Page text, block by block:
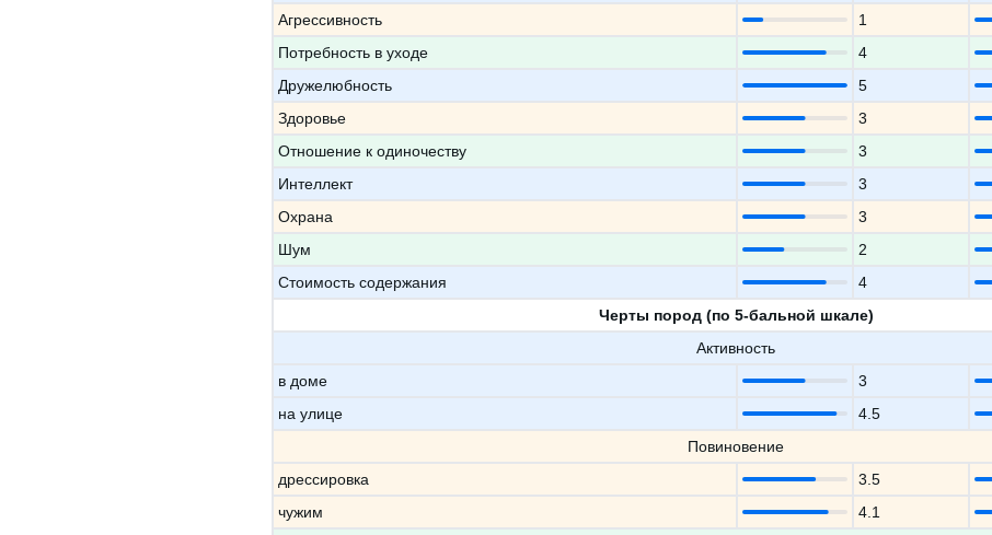
Агрессивность
1
Потребность в уходе
4
Дружелюбность
5
Здоровье
3
Отношение к одиночеству
3
Интеллект
3
Охрана
3
Шум
2
Стоимость содержания
4
Черты пород (по 5-бальной шкале)
Активность
в доме
3
на улице
4.5
Повиновение
дрессировка
3.5
чужим
4.1